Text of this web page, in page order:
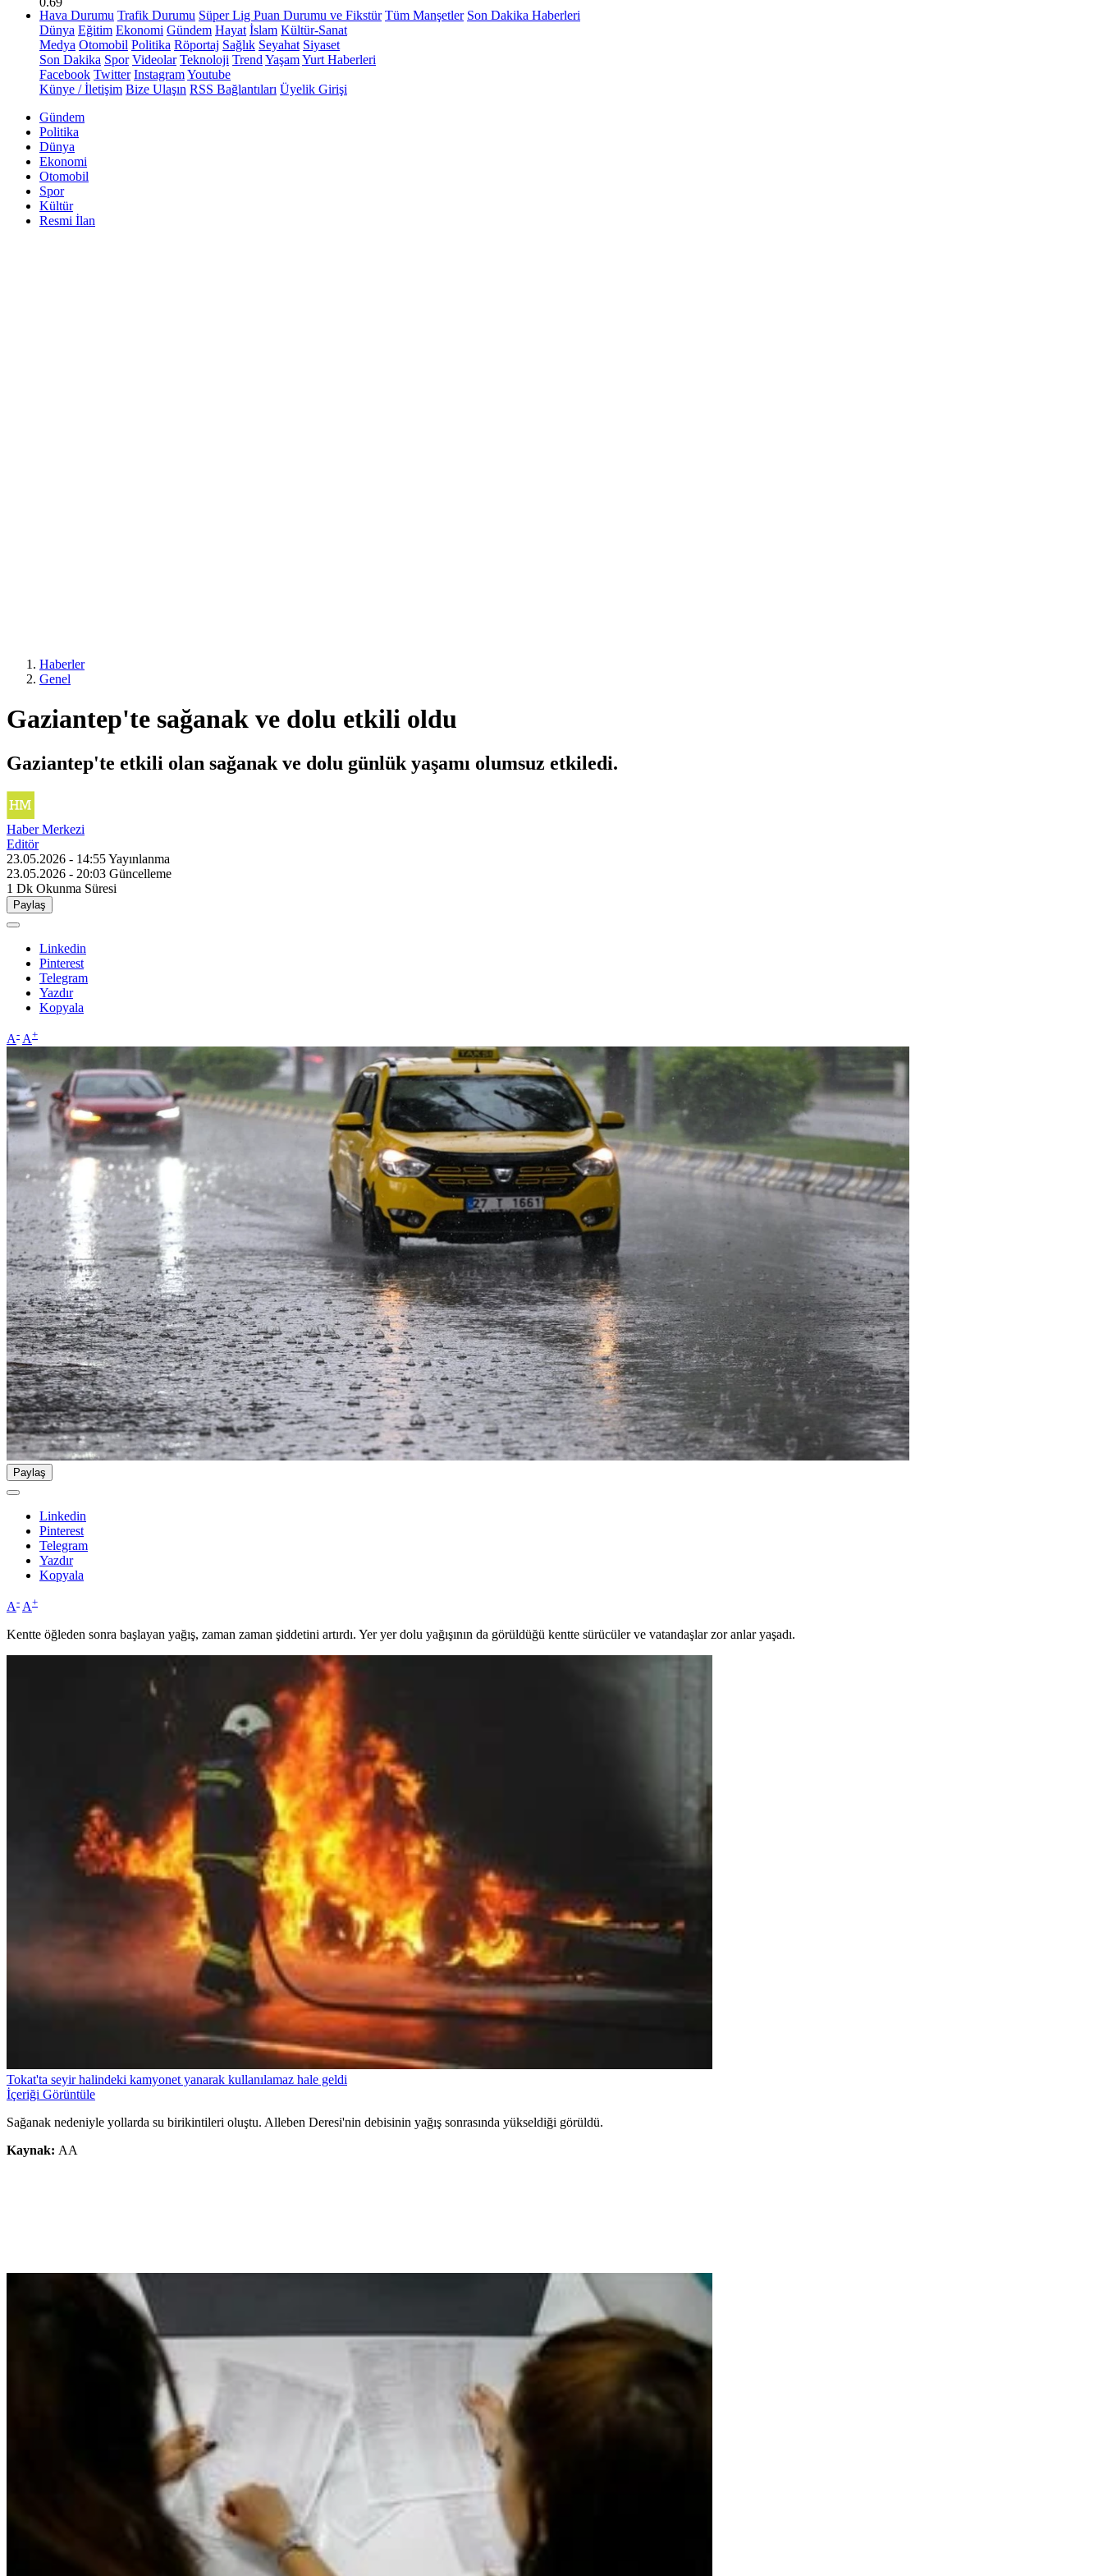
Hava Durumu Trafik Durumu Süper Lig Puan Durumu ve Fikstür Tüm Manşetler Son Dakika Haberleri
Dünya Eğitim Ekonomi Gündem Hayat İslam Kültür-Sanat
Medya Otomobil Politika Röportaj Sağlık Seyahat Siyaset
Son Dakika Spor Videolar Teknoloji Trend YaşamYurt Haberleri
Facebook Twitter InstagramYoutube
Künye / İletişim Bize Ulaşın RSS Bağlantıları Üyelik Girişi
Gündem
Politika
Dünya
Ekonomi
Otomobil
Spor
Kültür
Resmi İlan
Haberler
Genel
Gaziantep'te sağanak ve dolu etkili oldu
Gaziantep'te etkili olan sağanak ve dolu günlük yaşamı olumsuz etkiledi.
Haber Merkezi
Editör
23.05.2026 - 14:55Yayınlanma
23.05.2026 - 20:03 Güncelleme
1 Dk Okunma Süresi
Paylaş
Linkedin
Pinterest
Telegram
Yazdır
Kopyala
A- A+
Paylaş
Linkedin
Pinterest
Telegram
Yazdır
Kopyala
A- A+
Kentte öğleden sonra başlayan yağış, zaman zaman şiddetini artırdı. Yer yer dolu yağışının da görüldüğü kentte sürücüler ve vatandaşlar zor anlar yaşadı.
Tokat'ta seyir halindeki kamyonet yanarak kullanılamaz hale geldi
İçeriği Görüntüle
Sağanak nedeniyle yollarda su birikintileri oluştu. Alleben Deresi'nin debisinin yağış sonrasında yükseldiği görüldü.
Kaynak: AA